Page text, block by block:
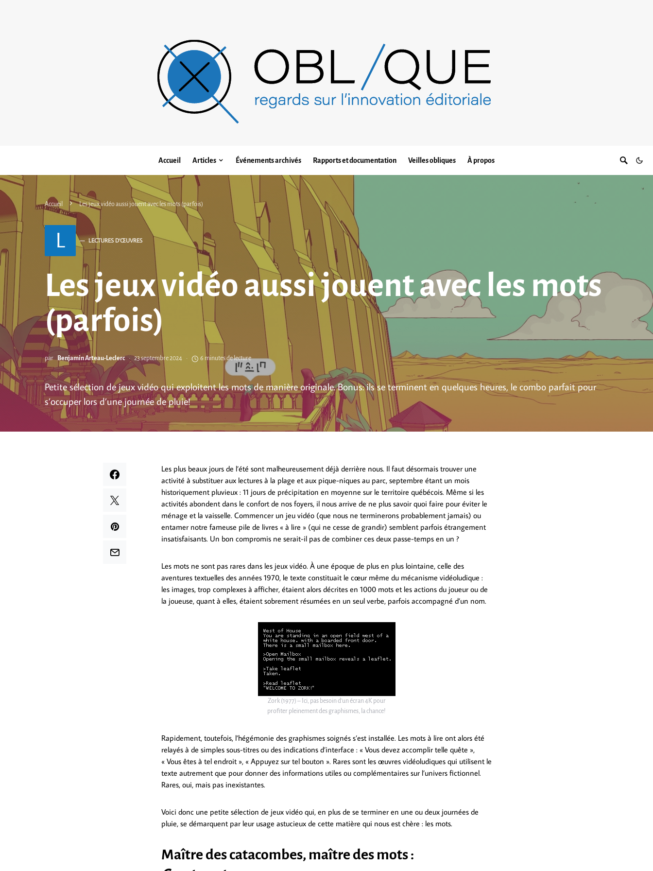
Accueil Articles Événements archivés Rapports et documentation Veilles obliques À propos
Accueil Les jeux vidéo aussi jouent avec les mots (parfois)
L LECTURES D’ŒUVRES
Les jeux vidéo aussi jouent avec les mots
(parfois)
par Benjamin Arteau-Leclerc 23 septembre 2024 6 minutes de lecture
Petite sélection de jeux vidéo qui exploitent les mots de manière originale. Bonus: ils se terminent en quelques heures, le combo parfait pour
s’occuper lors d’une journée de pluie!
Les plus beaux jours de l’été sont malheureusement déjà derrière nous. Il faut désormais trouver une
activité à substituer aux lectures à la plage et aux pique-niques au parc, septembre étant un mois
historiquement pluvieux : 11 jours de précipitation en moyenne sur le territoire québécois. Même si les
activités abondent dans le confort de nos foyers, il nous arrive de ne plus savoir quoi faire pour éviter le
ménage et la vaisselle. Commencer un jeu vidéo (que nous ne terminerons probablement jamais) ou
entamer notre fameuse pile de livres « à lire » (qui ne cesse de grandir) semblent parfois étrangement
insatisfaisants. Un bon compromis ne serait-il pas de combiner ces deux passe-temps en un ?
Les mots ne sont pas rares dans les jeux vidéo. À une époque de plus en plus lointaine, celle des
aventures textuelles des années 1970, le texte constituait le cœur même du mécanisme vidéoludique :
les images, trop complexes à afficher, étaient alors décrites en 1000 mots et les actions du joueur ou de
la joueuse, quant à elles, étaient sobrement résumées en un seul verbe, parfois accompagné d’un nom.
Zork (1977) – Ici, pas besoin d’un écran 4K pour
profiter pleinement des graphismes, la chance!
Rapidement, toutefois, l’hégémonie des graphismes soignés s’est installée. Les mots à lire ont alors été
relayés à de simples sous-titres ou des indications d’interface : « Vous devez accomplir telle quête »,
« Vous êtes à tel endroit », « Appuyez sur tel bouton ». Rares sont les œuvres vidéoludiques qui utilisent le
texte autrement que pour donner des informations utiles ou complémentaires sur l’univers fictionnel.
Rares, oui, mais pas inexistantes.
Voici donc une petite sélection de jeux vidéo qui, en plus de se terminer en une ou deux journées de
pluie, se démarquent par leur usage astucieux de cette matière qui nous est chère : les mots.
Maître des catacombes, maître des mots :